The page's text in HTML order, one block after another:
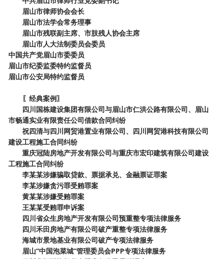
眉山市律师协会会长
眉山市法学会常务理事
眉山市残联副主席、市肢残人协会主席
眉山市人大法制委员会委员
中国共产党眉山市委委员
眉山市纪委监委特约监督员
眉山市公安局特约监督员
〖经典案例〗
四川国栋建设集团有限公司与眉山市仁洪公路有限公司、眉山
市畅通实业有限责任公司借款合同纠纷
祝四清与四川网贸港置业有限公司、四川网贸港科技有限公司
建设工程施工合同纠纷
重庆冠陆房地产开发有限公司与重庆市宏印建筑有限公司建设
工程施工合同纠纷
李某某涉嫌骗取贷款、票据承兑、金融票证罪案
李某涉嫌贪污罪受贿罪案
黄某某涉嫌受贿罪案
王某某受贿罪申诉案
四川省众生房地产开发有限公司预重整专项法律服务
四川禾田房地产有限公司破产重整专项法律服务
海城市景地基业有限公司破产专项法律服务
眉山“中国泡菜城”管理委员会PPP专项法律服务